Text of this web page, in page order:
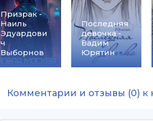
Призрак -
Наиль
Эдуардови
ч
Выборнов
Последняя
девочка -
Вадим
Юрятин
Комментарии и отзывы (0) к